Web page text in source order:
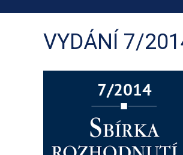
VYDÁNÍ 7/